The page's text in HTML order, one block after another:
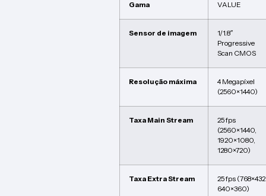
Gama VALUE
Sensor de imagem
1/1.8″
Progressive
Scan CMOS
Resolução máxima
4 Megapíxel
(2560×1440)
Taxa Main Stream
25 fps
(2560×1440,
1920×1080,
1280×720)
Taxa Extra Stream
25 fps
640×360)